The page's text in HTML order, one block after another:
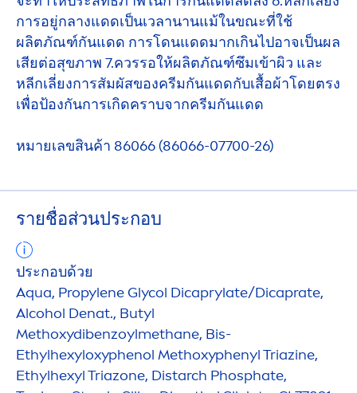
การอยู่กลางแดดเป็นเวลานานแม้ในขณะที่ใช้
ผลิตภัณฑ์กันแดด การโดนแดดมากเกินไปอาจเป็นผล
เสียต่อสุขภาพ 7.ควรรอให้ผลิตภัณฑ์ซึมเข้าผิว และ
หลีกเลี่ยงการสัมผัสของครีมกันแดดกับเสื้อผ้าโดยตรง
เพื่อป้องกันการเกิดคราบจากครีมกันแดด
หมายเลขสินค้า 86066 (86066-07700-26)
รายชื่อส่วนประกอบ
ประกอบด้วย
Aqua, Propylene Glycol Dicaprylate/Dicaprate,
Alcohol Denat., Butyl
Methoxydibenzoylmethane, Bis-
Ethylhexyloxyphenol Methoxyphenyl Triazine,
Ethylhexyl Triazone, Distarch Phosphate,